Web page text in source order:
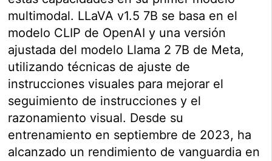
multimodal. LLaVA v1.5 7B se basa en el
modelo CLIP de OpenAI y una versión
ajustada del modelo Llama 2 7B de Meta,
utilizando técnicas de ajuste de
instrucciones visuales para mejorar el
seguimiento de instrucciones y el
razonamiento visual. Desde su
entrenamiento en septiembre de 2023, ha
alcanzado un rendimiento de vanguardia en